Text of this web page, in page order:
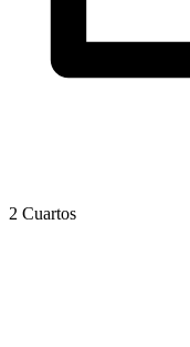
2 Cuartos